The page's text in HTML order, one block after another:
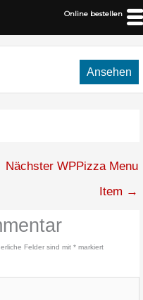
Nächster WPPizza Menu
Item →
Felder sind mit* markiert
Online bestellen
Ansehen